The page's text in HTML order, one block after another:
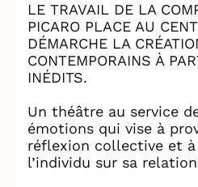
LE TRAVAIL DE LA
PICARO PLACE AU
DÉMARCHE LA
CONTEMPORAINS À
INÉDITS.
Un théâtre au service
émotions qui vise à
réflexion collective et
l’individu sur sa